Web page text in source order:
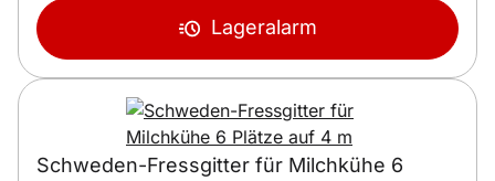
Lageralarm
Schweden-Fressgitter für Milchkühe 6